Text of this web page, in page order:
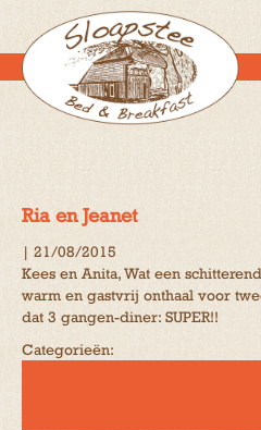
Ria en Jeanet
| 21/08/2015
Kees en Anita, Wat een
warm en gastvrij onthaal voor
dat 3 gangen-diner: SUPER!!
Categorieën: